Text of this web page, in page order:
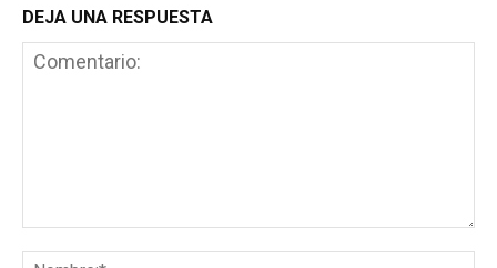
DEJA UNA RESPUESTA